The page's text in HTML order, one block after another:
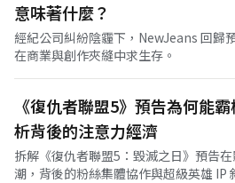
意味著什麼？
經紀公司糾紛陰霾下，NewJeans 回歸
在商業與創作夾縫中求生存。
《復仇者聯盟5》預告為何能
析背後的注意力經濟
拆解《復仇者聯盟5：毀滅之日》預告
潮，背後的粉絲集體協作與超級英雄 IP